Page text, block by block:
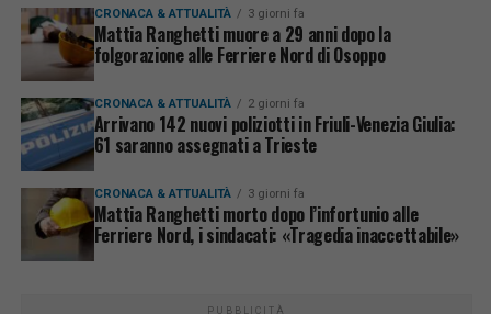
CRONACA & ATTUALITÀ 3 giorni fa
Mattia Ranghetti muore a 29 anni dopo la
folgorazione alle Ferriere Nord di Osoppo
CRONACA & ATTUALITÀ 2 giorni fa
Arrivano 142 nuovi poliziotti in Friuli-Venezia Giulia:
61 saranno assegnati a Trieste
CRONACA & ATTUALITÀ 3 giorni fa
Mattia Ranghetti morto dopo l’infortunio alle
Ferriere Nord, i sindacati: «Tragedia inaccettabile»
PUBBLICITÀ